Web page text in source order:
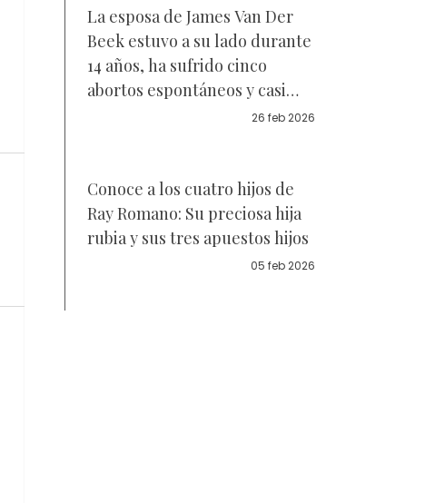
La esposa de James Van Der
Beek estuvo a su lado durante
14 años, ha sufrido cinco
abortos espontáneos y casi
pierde la vida — Sus fotos26 feb 2026
Conoce a los cuatro hijos de
Ray Romano: Su preciosa hija
rubia y sus tres apuestos hijos
05 feb 2026